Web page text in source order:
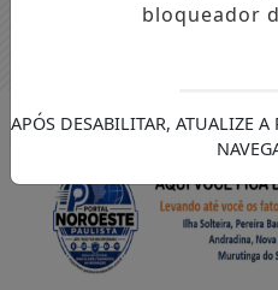
Entrar
bloqueador
APÓS DESABILITAR, ATUALIZE